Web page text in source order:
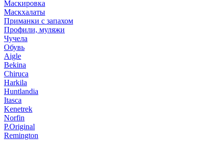
Маскировка
Маскхалаты
Приманки с запахом
Профили, муляжи
Чучела
Обувь
Aigle
Bekina
Chiruсa
Harkila
Huntlandia
Itasca
Kenetrek
Norfin
P.Original
Remington